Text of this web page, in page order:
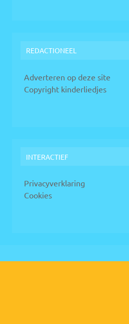
REDACTIONEEL
Adverteren op deze site
Copyright kinderliedjes
INTERACTIEF
Privacyverklaring
Cookies